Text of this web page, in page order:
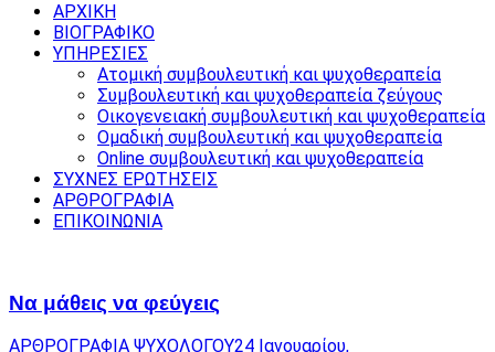
ΑΡΧΙΚΗ
ΒΙΟΓΡΑΦΙΚΟ
ΥΠΗΡΕΣΙΕΣ
Ατομική συμβουλευτική και ψυχοθεραπεία
Συμβουλευτική και ψυχοθεραπεία ζεύγους
Οικογενειακή συμβουλευτική και ψυχοθεραπεία
Ομαδική συμβουλευτική και ψυχοθεραπεία
Online συμβουλευτική και ψυχοθεραπεία
ΣΥΧΝΕΣ ΕΡΩΤΗΣΕΙΣ
ΑΡΘΡΟΓΡΑΦΙΑ
ΕΠΙΚΟΙΝΩΝΙΑ
Να μάθεις να φεύγεις
ΑΡΘΡΟΓΡΑΦΙΑ ΨΥΧΟΛΟΓΟΥ24 Ιανουαρίου,